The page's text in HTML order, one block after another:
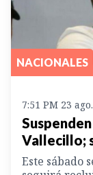
NACIONALES
7:51 PM 23
Vallecillo;
Este sábado